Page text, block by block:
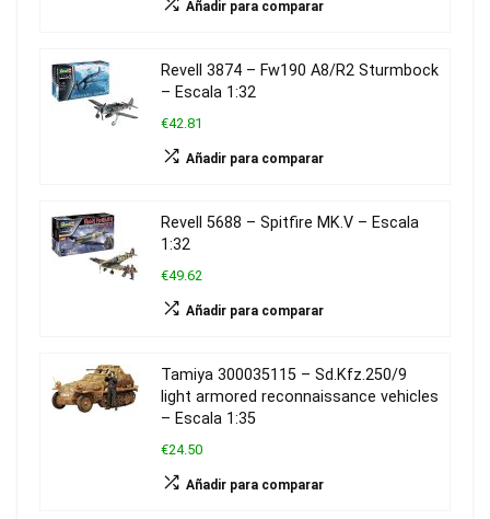
Añadir para comparar
Revell 3874 – Fw190 A8/R2 Sturmbock
– Escala 1:32
€42.81
Añadir para comparar
Revell 5688 – Spitfire MK.V – Escala
1:32
€49.62
Añadir para comparar
Tamiya 300035115 – Sd.Kfz.250/9
light armored reconnaissance vehicles
– Escala 1:35
€24.50
Añadir para comparar